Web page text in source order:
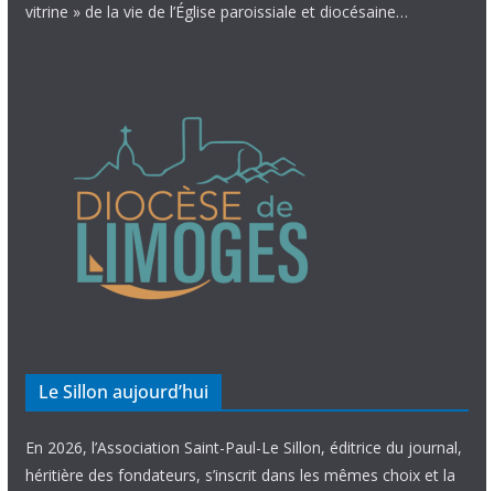
vitrine » de la vie de l’Église paroissiale et diocésaine…
Le Sillon aujourd’hui
En 2026, l’Association Saint-Paul-Le Sillon, éditrice du journal,
héritière des fondateurs, s’inscrit dans les mêmes choix et la